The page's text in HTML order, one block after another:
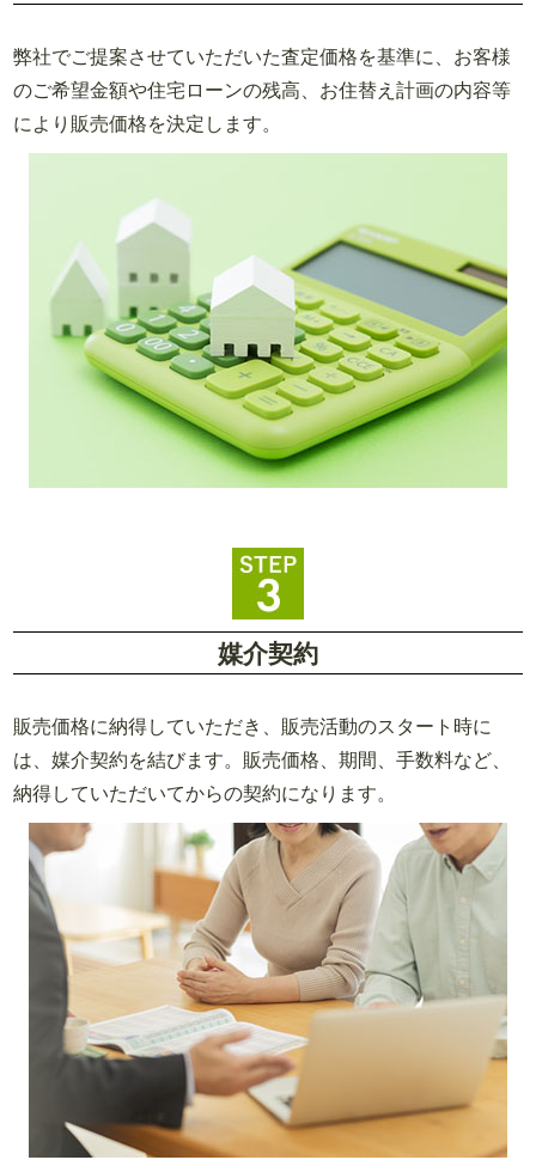
弊社でご提案させていただいた査定価格を基準に、お客様
のご希望金額や住宅ローンの残高、お住替え計画の内容等
により販売価格を決定します。
媒介契約
販売価格に納得していただき、販売活動のスタート時に
は、媒介契約を結びます。販売価格、期間、手数料など、
納得していただいてからの契約になります。